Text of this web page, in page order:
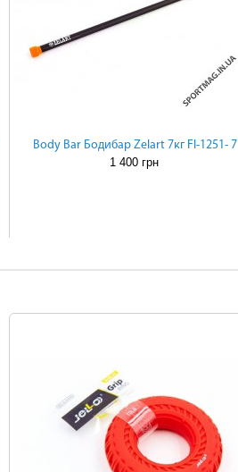
Body Bar Бодибар Zelart 7кг FI-1251- 7
1 400 грн